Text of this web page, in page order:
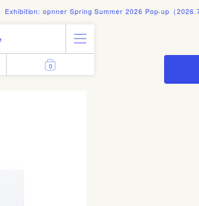
opnner Spring Summer 2026 Pop-up（2026.7.24 Fri –
Enter
0